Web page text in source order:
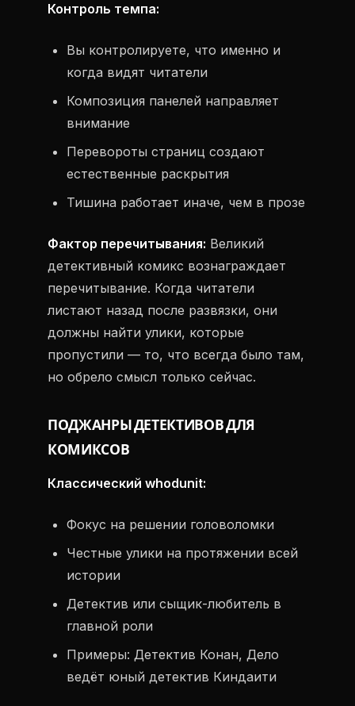
Контроль темпа:
Вы контролируете, что именно и
когда видят читатели
Композиция панелей направляет
внимание
Перевороты страниц создают
естественные раскрытия
Тишина работает иначе, чем в прозе
Фактор перечитывания: Великий
детективный комикс вознаграждает
перечитывание. Когда читатели
листают назад после развязки, они
должны найти улики, которые
пропустили — то, что всегда было там,
но обрело смысл только сейчас.
ПОДЖАНРЫ ДЕТЕКТИВОВ ДЛЯ
КОМИКСОВ
Классический whodunit:
Фокус на решении головоломки
Честные улики на протяжении всей
истории
Детектив или сыщик-любитель в
главной роли
Примеры: Детектив Конан, Дело
ведёт юный детектив Киндаити